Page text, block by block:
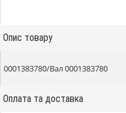
Опис товару
0001383780/Вал 0001383780
Оплата та доставка